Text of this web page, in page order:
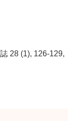
28 (1), 126-129,